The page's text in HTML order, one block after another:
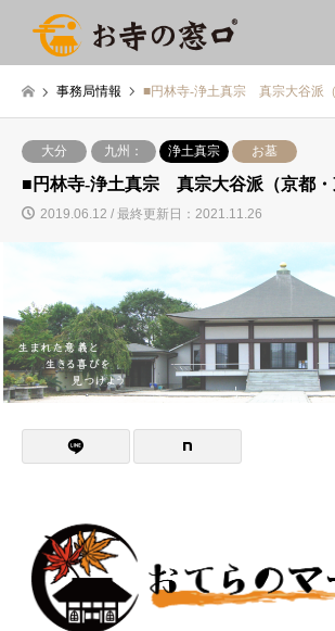
事務局情報 ■円林寺-浄土真宗 真宗大谷派（
大分 九州： 浄土真宗 お墓
■円林寺-浄土真宗 真宗大谷派（京都・
2019.06.12 / 最終更新日：2021.11.26